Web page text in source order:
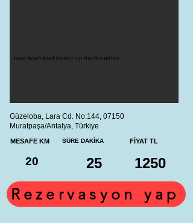
nazar beach hotel transfer vip vito viva turizm
Güzeloba, Lara Cd. No:144, 07150
Muratpaşa/Antalya, Türkiye
MESAFE KM
20
SÜRE DAKİKA
25
FİYAT TL
1250
Rezervasyon yap